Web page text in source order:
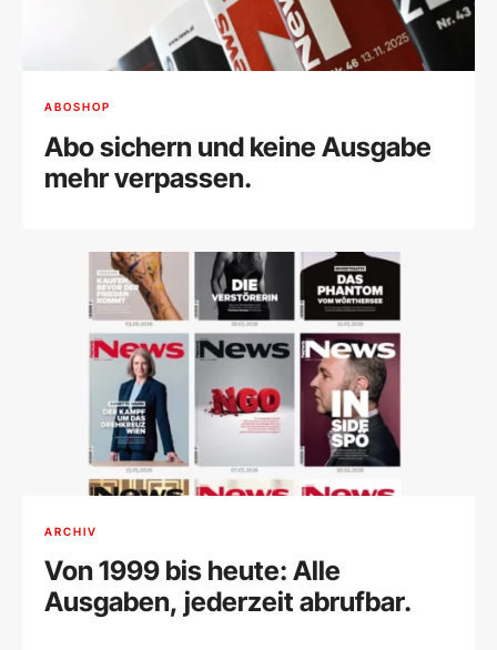
ABOSHOP
Abo sichern und keine Ausgabe
mehr verpassen.
ARCHIV
Von 1999 bis heute: Alle
Ausgaben, jederzeit abrufbar.